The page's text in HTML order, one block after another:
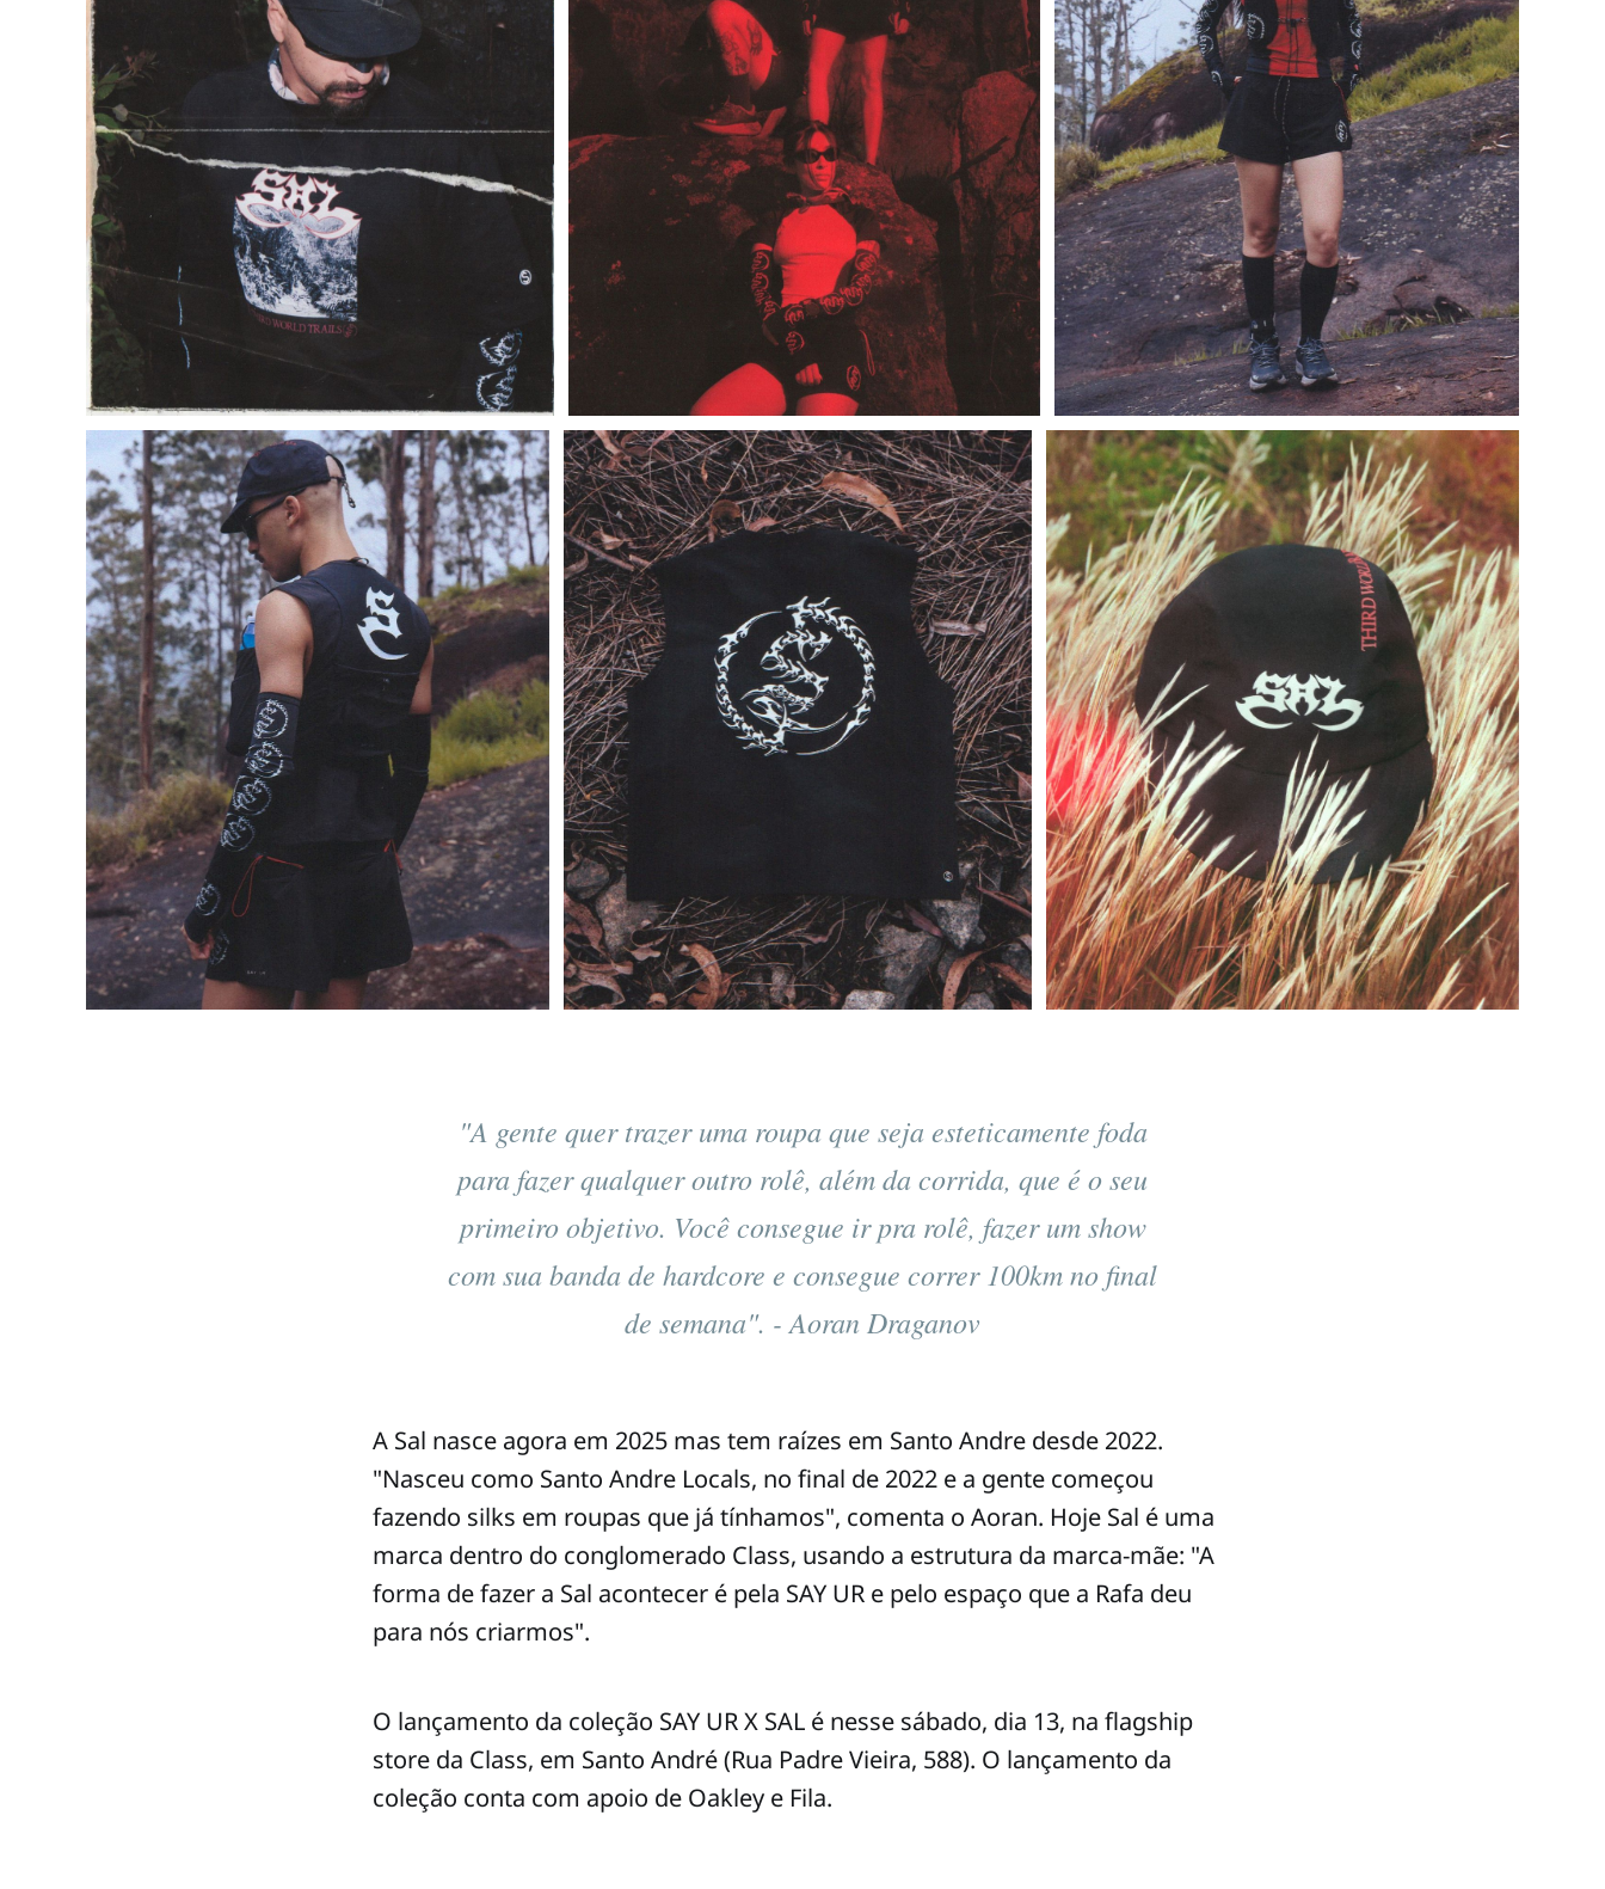
"A gente quer trazer uma roupa que seja esteticamente foda
para fazer qualquer outro rolê, além da corrida, que é o seu
primeiro objetivo. Você consegue ir pra rolê, fazer um show
com sua banda de hardcore e consegue correr 100km no final
de semana". - Aoran Draganov
A Sal nasce agora em 2025 mas tem raízes em Santo Andre desde 2022.
"Nasceu como Santo Andre Locals, no final de 2022 e a gente começou
fazendo silks em roupas que já tínhamos", comenta o Aoran. Hoje Sal é uma
marca dentro do conglomerado Class, usando a estrutura da marca-mãe: "A
forma de fazer a Sal acontecer é pela SAY UR e pelo espaço que a Rafa deu
para nós criarmos".
O lançamento da coleção SAY UR X SAL é nesse sábado, dia 13, na flagship
store da Class, em Santo André (Rua Padre Vieira, 588). O lançamento da
coleção conta com apoio de Oakley e Fila.